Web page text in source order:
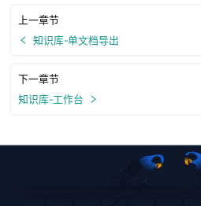
上一章节
知识库-单文档导出
下一章节
知识库-工作台